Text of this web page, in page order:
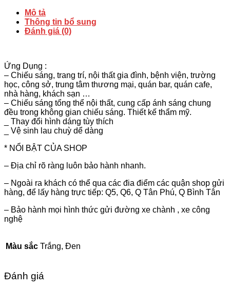
số
lượng
Mô tả
Thông tin bổ sung
Đánh giá (0)
Ứng Dụng :
– Chiếu sáng, trang trí, nội thất gia đình, bệnh viện, trường
học, công sở, trung tâm thương mại, quán bar, quán cafe,
nhà hàng, khách sạn …
– Chiếu sáng tổng thể nội thất, cung cấp ánh sáng chung
đều trong không gian chiếu sáng. Thiết kế thẩm mỹ.
_ Thay đổi hình dáng tùy thích
_ Vệ sinh lau chuỳ dể dàng
* NỔI BẬT CỦA SHOP
– Địa chỉ rõ ràng luôn bảo hành nhanh.
– Ngoài ra khách có thể qua các đia điểm các quận shop gửi
hàng, để lấy hàng trực tiếp: Q5, Q6, Q Tân Phú, Q Bình Tân
– Bảo hành mọi hình thức gửi đường xe chành , xe công
nghệ
Màu sắc Trắng, Đen
Đánh giá